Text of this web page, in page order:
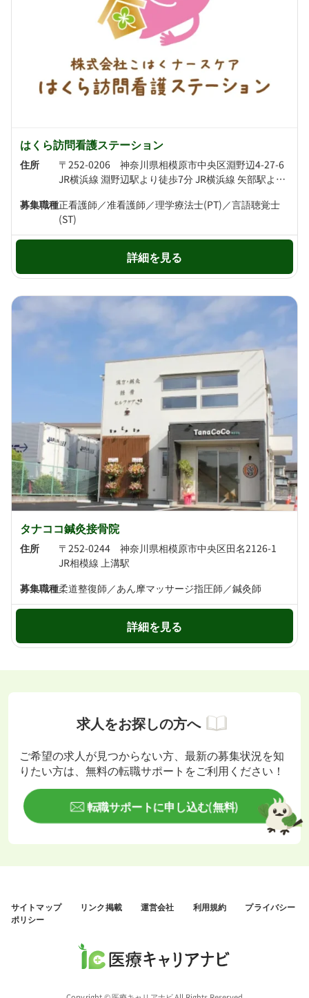
はくら訪問看護ステーション
住所
〒252-0206 神奈川県相模原市中央区淵野辺4-27-6
JR横浜線 淵野辺駅より徒歩7分 JR横浜線 矢部駅より徒歩15分
募集職種正看護師／准看護師／理学療法士(PT)／言語聴覚士
(ST)
詳細を見る
タナココ鍼灸接骨院
住所
〒252-0244 神奈川県相模原市中央区田名2126-1
JR相模線 上溝駅
募集職種柔道整復師／あん摩マッサージ指圧師／鍼灸師
詳細を見る
求人をお探しの方へ
ご希望の求人が見つからない方、最新の募集状況を知
りたい方は、無料の転職サポートをご利用ください！
転職サポートに申し込む(無料)
サイトマップ リンク掲載 運営会社 利用規約
プライバシー
ポリシー